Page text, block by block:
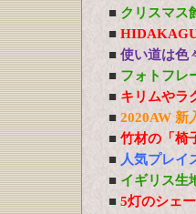
■ クリスマス
■
■ 使い道は色
■ フォトフレ
■ キリムやラ
■ 2020AW
■ 竹材の「椅
■ 人気プレイ
■ イギリス生
■ 5灯のシェ